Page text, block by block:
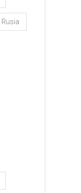
Rusia